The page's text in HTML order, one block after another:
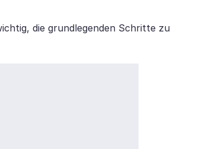
die grundlegenden Schritte zu